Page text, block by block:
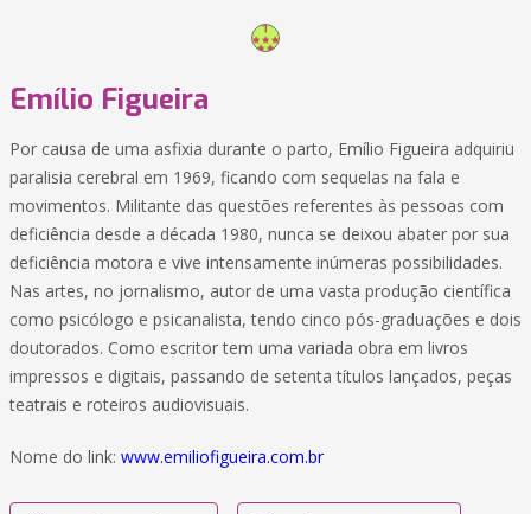
Emílio Figueira
Por causa de uma asfixia durante o parto, Emílio Figueira adquiriu
paralisia cerebral em 1969, ficando com sequelas na fala e
movimentos. Militante das questões referentes às pessoas com
deficiência desde a década 1980, nunca se deixou abater por sua
deficiência motora e vive intensamente inúmeras possibilidades.
Nas artes, no jornalismo, autor de uma vasta produção científica
como psicólogo e psicanalista, tendo cinco pós-graduações e dois
doutorados. Como escritor tem uma variada obra em livros
impressos e digitais, passando de setenta títulos lançados, peças
teatrais e roteiros audiovisuais.
Nome do link: www.emiliofigueira.com.br